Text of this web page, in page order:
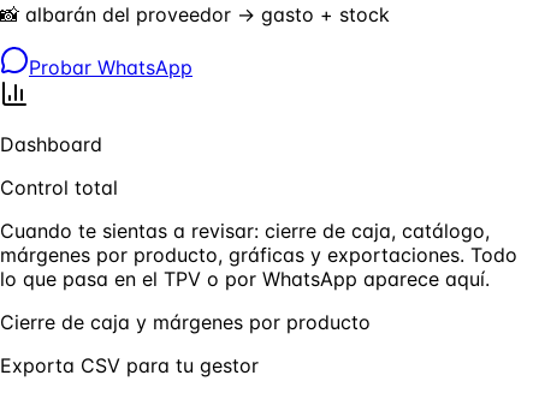
📸 albarán del proveedor → gasto + stock
Probar WhatsApp
Dashboard
Control total
Cuando te sientas a revisar: cierre de caja, catálogo,
márgenes por producto, gráficas y exportaciones. Todo
lo que pasa en el TPV o por WhatsApp aparece aquí.
Cierre de caja y márgenes por producto
Exporta CSV para tu gestor